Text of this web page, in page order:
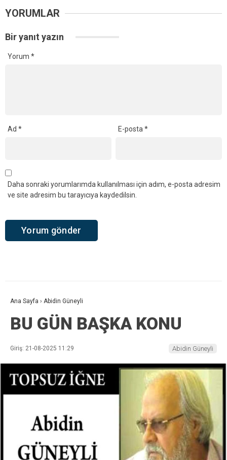
YORUMLAR
Bir yanıt yazın
Yorum *
Ad * E-posta*
Daha sonraki yorumlarımda kullanılması için adım, e-posta adresim
ve site adresim bu tarayıcıya kaydedilsin.
Ana Sayfa › Abidin Güneyli
BU GÜN BAŞKA KONU
Giriş: 21-08-2025 11:29 Abidin Güneyli